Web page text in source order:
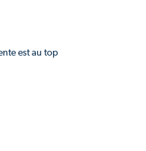
est au top